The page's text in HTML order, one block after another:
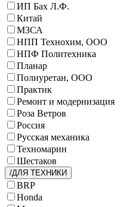
ИП Бах Л.Ф.
Китай
МЗСА
НПП Технохим, ООО
НПФ Политехника
Планар
Полиуретан, ООО
Практик
Ремонт и модернизация
Роза Ветров
Россия
Русская механика
Техномарин
Шестаков
/ДЛЯ ТЕХНИКИ
BRP
Honda